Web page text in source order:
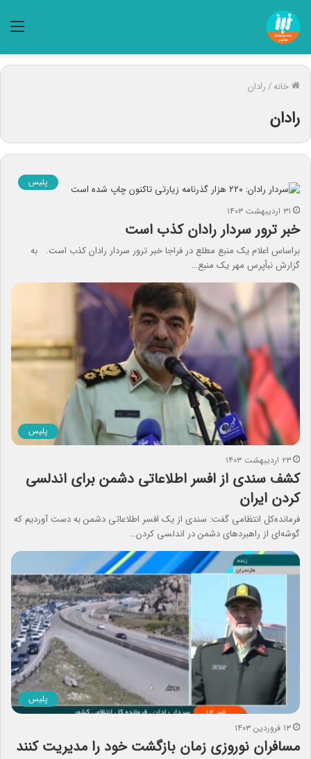
خانه/رادان
رادان
پلیس
۳۱ اردیبهشت ۱۴۰۳
خبر ترور سردار رادان کذب است
براساس اعلام یک منبع مطلع در فراجا خبر ترور سردار رادان کذب است. به
گزارش نبأپرس مهر یک منبع…
پلیس
۲۳ اردیبهشت ۱۴۰۳
کشف سندی از افسر اطلاعاتی دشمن برای اندلسی
کردن ایران
فرمانده‌کل انتظامی گفت: سندی از یک افسر اطلاعاتی دشمن به دست آوردیم که
گوشه‌ای از راهبردهای دشمن در اندلسی کردن…
پلیس
۱۳ فروردین ۱۴۰۳
مسافران نوروزی زمان بازگشت خود را مدیریت کنند